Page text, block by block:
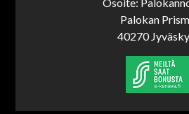
Osoite:
Palokan
40270